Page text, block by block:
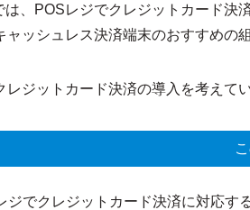
は、POSレジでクレジットカード決
ャッシュレス決済端末のおすすめの
レジットカード決済の導入を考えて
ジでクレジットカード決済に対応す